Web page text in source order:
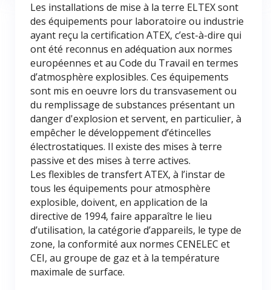
Les installations de mise à la terre ELTEX sont
des équipements pour laboratoire ou industrie
ayant reçu la certification ATEX, c’est-à-dire qui
ont été reconnus en adéquation aux normes
européennes et au Code du Travail en termes
d’atmosphère explosibles. Ces équipements
sont mis en oeuvre lors du transvasement ou
du remplissage de substances présentant un
danger d'explosion et servent, en particulier, à
empêcher le développement d’étincelles
électrostatiques. Il existe des mises à terre
passive et des mises à terre actives.
Les flexibles de transfert ATEX, à l’instar de
tous les équipements pour atmosphère
explosible, doivent, en application de la
directive de 1994, faire apparaître le lieu
d’utilisation, la catégorie d’appareils, le type de
zone, la conformité aux normes CENELEC et
CEI, au groupe de gaz et à la température
maximale de surface.